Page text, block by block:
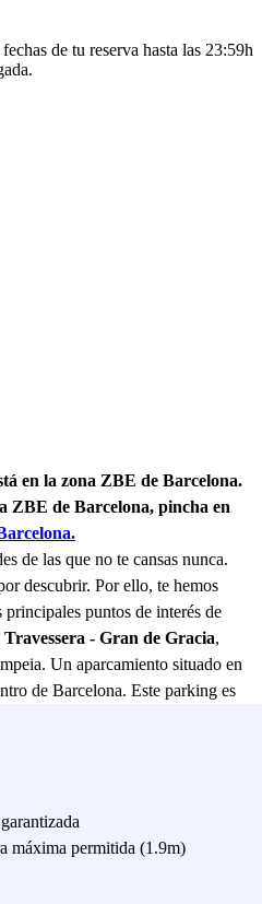
de tu reserva hasta las 23:59h
en la zona ZBE de Barcelona.
ZBE de Barcelona, pincha en
de las que no te cansas nunca.
descubrir. Por ello, te hemos
puntos de interés de
- Gran de Gracia,
Un aparcamiento situado en
de Barcelona. Este parking es
(8 min andando). Con este
(11 min andando) o la Sagrada
de todo lo anterior, está rodeado
perfectos para pasar un buen
El parking Travessera - Gran de
máxima permitida (1.9m)